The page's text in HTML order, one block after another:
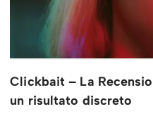
Clickbait – La
un risultato discreto